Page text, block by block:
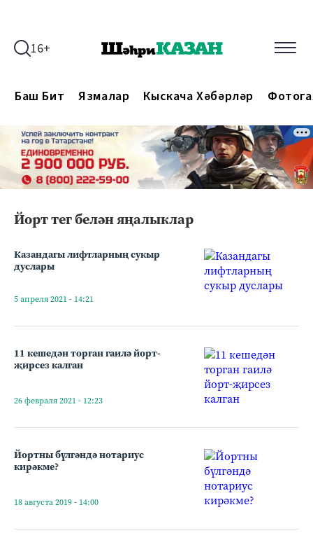
16+
Баш Бит Язмалар Кыскача Хәбәрләр
Йорт тег белән яңалыклар
Казандагы лифтларның сукыр
дуслары
5 апреля 2021 - 14:21
11 кешедән торган гаилә йорт-
җирсез калган
26 февраля 2021 - 12:23
Йортны бүлгәндә нотариус
кирәкме?
18 августа 2019 - 14:00